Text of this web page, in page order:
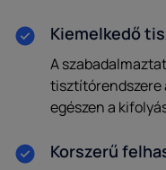
Kiemelkedő
A
tisztítórendszere
egészen a
Korszerű